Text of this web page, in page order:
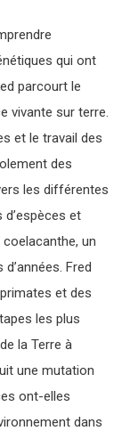
qui ont
parcourt le
vivante sur terre.
et le travail des
des
les différentes
et
coelacanthe, un
Fred
et des
les plus
la Terre à
une mutation
ont-elles
dans